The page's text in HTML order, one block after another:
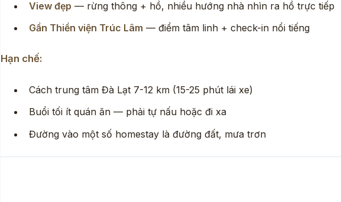
View đẹp — rừng thông + hồ, nhiều hướng nhà nhìn ra hồ trực tiếp
Gần Thiền viện Trúc Lâm — điểm tâm linh + check-in nổi tiếng
Hạn chế:
Cách trung tâm Đà Lạt 7-12 km (15-25 phút lái xe)
Buổi tối ít quán ăn — phải tự nấu hoặc đi xa
Đường vào một số homestay là đường đất, mưa trơn